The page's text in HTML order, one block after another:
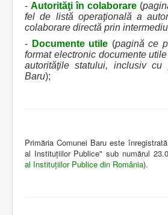
- Autorităţi în colaborare (
fel de listă operaţională a
colaborare directă prin
- Documente utile (pagină ce
format electronic documente
autorităţile statului, inclusiv cu
Baru);
Primăria Comunei Baru este
al Instituţiilor Publice" sub numărul
al Instituţiilor Publice din România).